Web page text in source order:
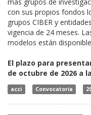
con sus propios fondos
grupos CIBER y
vigencia de 24 meses.
modelos están
El plazo para
de octubre de 2026 a
acci Convocatoria